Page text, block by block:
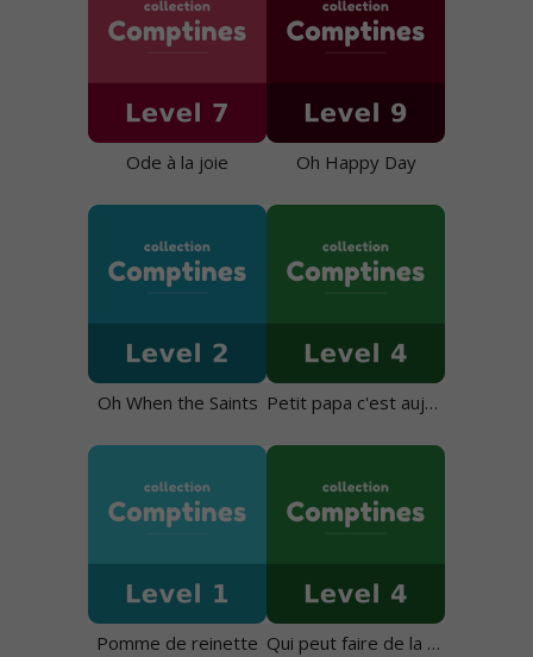
Ode à la joie Oh Happy Day
Oh When the Saints Petit papa c'est aujourd'hui ta fête
Pomme de reinette Qui peut faire de la voile sans vent